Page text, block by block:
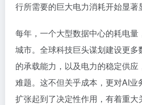
行所需要的巨大电力消耗开始显著
每年，一个大型数据中心的耗电量
城市。全球科技巨头谋划建设更多
的承载能力，以及电力的稳定供应
难题。这不但关乎成本，更对AI业
扩张起到了决定性作用，有着重大